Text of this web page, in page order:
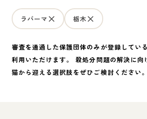
ラパーマ 栃木
審査を通過した保護団体のみが登録してい
利用いただけます。 殺処分問題の解決に向
猫から迎える選択肢をぜひご検討ください。